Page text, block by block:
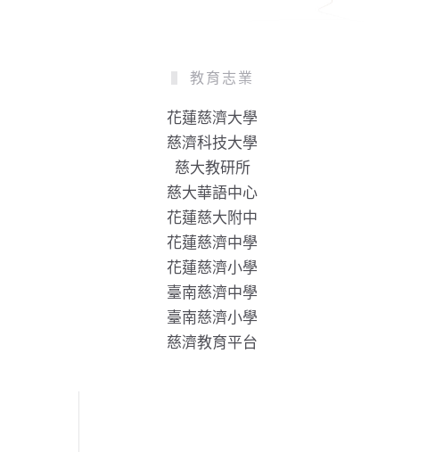
教育志業
花蓮慈濟大學
慈濟科技大學
慈大教研所
慈大華語中心
花蓮慈大附中
花蓮慈濟中學
花蓮慈濟小學
臺南慈濟中學
臺南慈濟小學
慈濟教育平台